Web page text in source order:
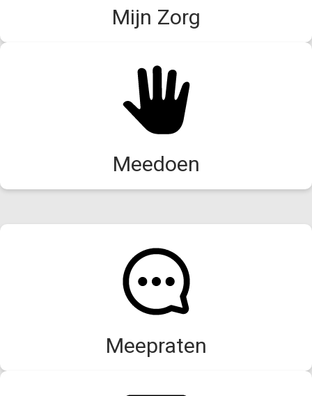
Mijn Zorg
Meedoen
Meepraten